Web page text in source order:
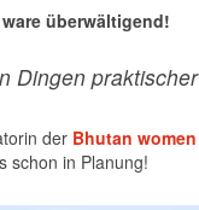
überwältigend!
Dingen
der Bhutan
schon in Planung!